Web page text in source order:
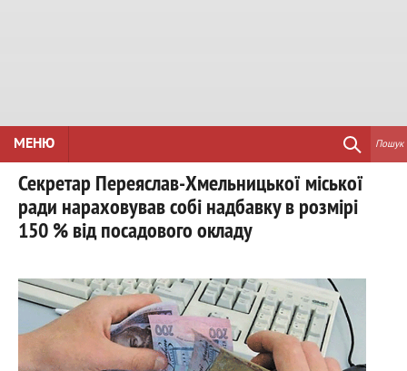
МЕНЮ Пошук
Секретар Переяслав-Хмельницької міської
ради нараховував собі надбавку в розмірі
150 % від посадового окладу